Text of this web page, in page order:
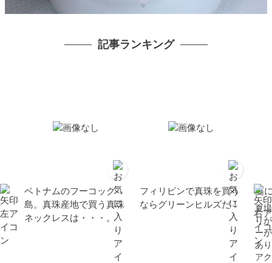
記事ランキング
ベトナムのフーコック
島。真珠産地で買う真珠
ネックレスは・・・。
フィリピンで真珠を買う
ならグリーンヒルズだ！
夏
夏
り
ー
あ
ア